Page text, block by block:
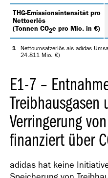
THG-Emissionsintensität pro
Nettoerlös
(Tonnen CO2e pro Mio. in €)
1
Nettoumsatzerlös als adidas
24.811 Mio. €)
E1-7 –
Treibhausgasen
Verringerung
finanziert über
adidas hat keine